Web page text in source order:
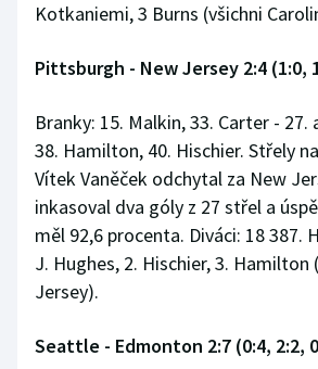
Kotkaniemi, 3 Burns (všichni
Pittsburgh - New Jersey 2:4 (1:0,
Branky: 15. Malkin, 33. Carter - 27.
38. Hamilton, 40. Hischier. Střely
Vítek Vaněček odchytal za New
inkasoval dva góly z 27 střel a
měl 92,6 procenta. Diváci: 18 387.
J. Hughes, 2. Hischier, 3. Hamilton
Jersey).
Seattle - Edmonton 2:7 (0:4, 2:2,